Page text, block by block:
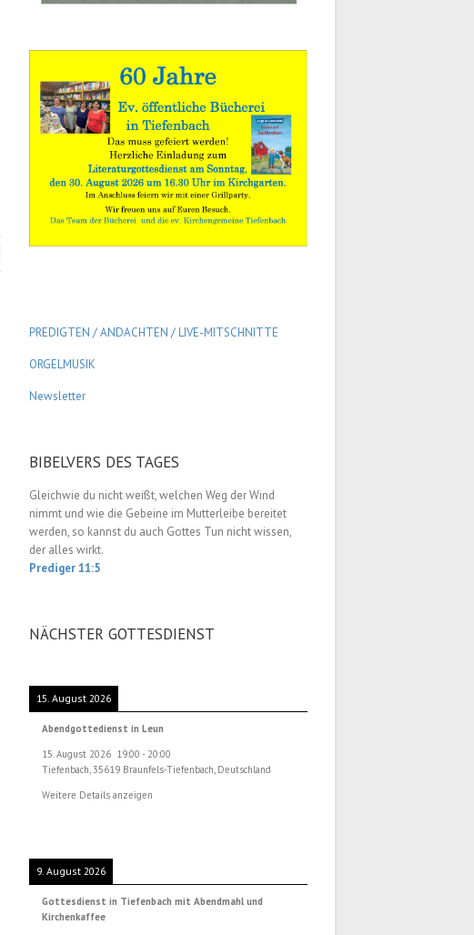
PREDIGTEN / ANDACHTEN / LIVE-MITSCHNITTE
ORGELMUSIK
Newsletter
BIBELVERS DES TAGES
Gleichwie du nicht weißt, welchen Weg der Wind
nimmt und wie die Gebeine im Mutterleibe bereitet
werden, so kannst du auch Gottes Tun nicht wissen,
der alles wirkt.
Prediger 11:5
NÄCHSTER GOTTESDIENST
15. August 2026
Abendgottedienst in Leun
15. August 2026 19:00 - 20:00
Tiefenbach, 35619 Braunfels-Tiefenbach, Deutschland
Weitere Details anzeigen
9. August 2026
Gottesdienst in Tiefenbach mit Abendmahl und
Kirchenkaffee